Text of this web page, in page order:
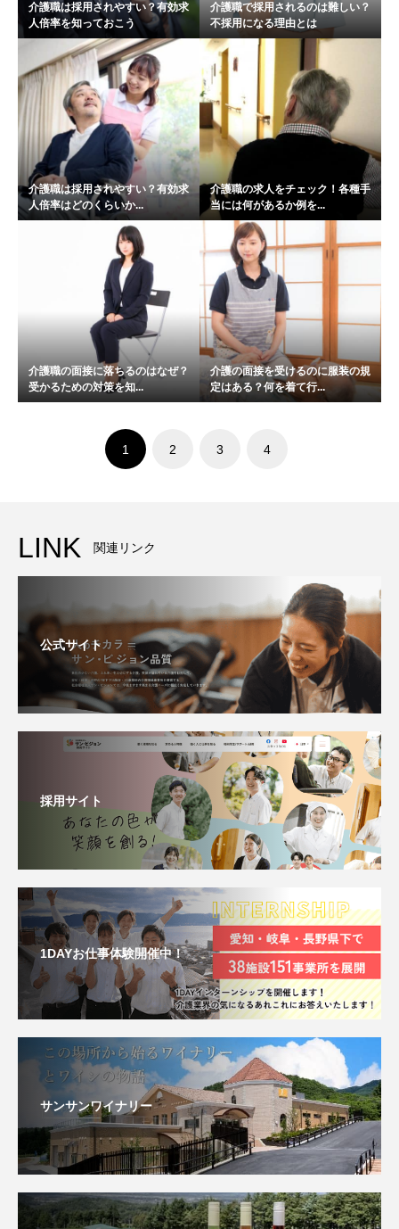
介護職は採用されやすい？有効求
人倍率を知っておこう
介護職で採用されるのは難しい？
不採用になる理由とは
介護職は採用されやすい？有効求
人倍率はどのくらいか...
介護職の求人をチェック！各種手
当には何があるか例を...
介護職の面接に落ちるのはなぜ？
受かるための対策を知...
介護の面接を受けるのに服装の規
定はある？何を着て行...
1 2 3 4
LINK 関連リンク
公式サイト
採用サイト
1DAYお仕事体験開催中！
サンサンワイナリー